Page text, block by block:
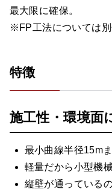
最大限に確保。
※FP工法については別
特徴
施工性・環境面
最小曲線半径15m
軽量だから小型機
縦壁が通っている